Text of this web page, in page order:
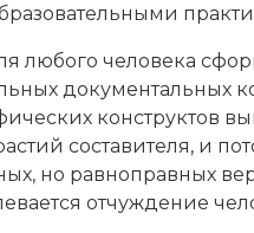
любого человека
документальных
конструктов
составителя, и
но равноправных
отчуждение